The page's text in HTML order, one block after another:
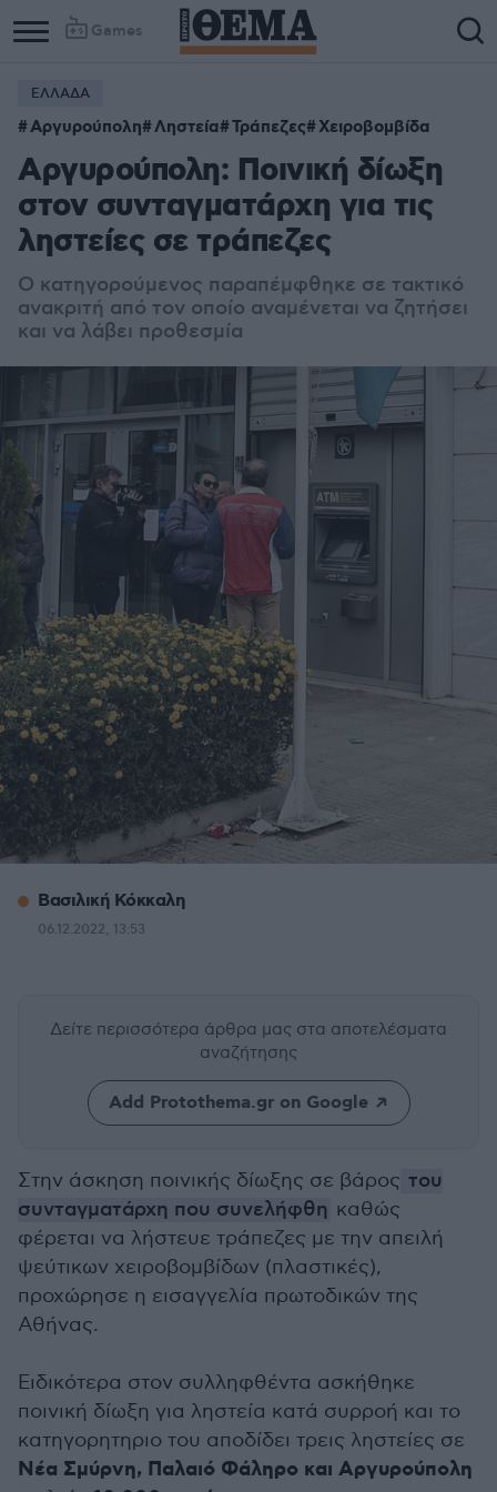
Games
ΕΛΛΑΔΑ
Αργυρούπολη Ληστεία Τράπεζες Χειροβομβίδα
Αργυρούπολη: Ποινική δίωξη
στον συνταγματάρχη για τις
ληστείες σε τράπεζες
Ο κατηγορούμενος παραπέμφθηκε σε τακτικό
ανακριτή από τον οποίο αναμένεται να ζητήσει
και να λάβει προθεσμία
Βασιλική Κόκκαλη
06.12.2022, 13:53
Δείτε περισσότερα άρθρα μας στα αποτελέσματα
αναζήτησης
Add Protothema.gr on Google
Στην άσκηση ποινικής δίωξης σε βάρος του
συνταγματάρχη που συνελήφθη καθώς
φέρεται να λήστευε τράπεζες με την απειλή
ψεύτικων χειροβομβίδων (πλαστικές),
προχώρησε η εισαγγελία πρωτοδικών της
Αθήνας.
Ειδικότερα στον συλληφθέντα ασκήθηκε
ποινική δίωξη για ληστεία κατά συρροή και το
κατηγορητηριο του αποδίδει τρεις ληστείες σε
Νέα Σμύρνη, Παλαιό Φάληρο και Αργυρούπολη